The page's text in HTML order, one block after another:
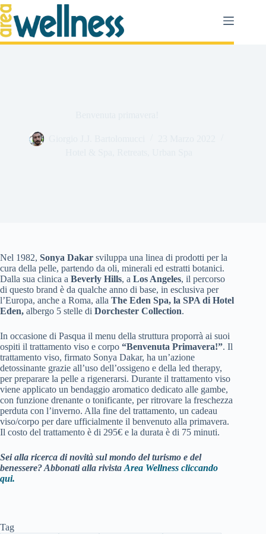
Salta
al
contenuto
Nel 1982, Sonya Dakar sviluppa una linea di prodotti per la
cura della pelle, partendo da oli, minerali ed estratti botanici.
Dalla sua clinica a Beverly Hills, a Los Angeles, il percorso
di questo brand è da qualche anno di base, in esclusiva per
l’Europa, anche a Roma, alla The Eden Spa, la SPA di Hotel
Eden, albergo 5 stelle di Dorchester Collection.
In occasione di Pasqua il menu della struttura proporrà ai suoi
ospiti il trattamento viso e corpo “Benvenuta Primavera!”. Il
trattamento viso, firmato Sonya Dakar, ha un’azione
detossinante grazie all’uso dell’ossigeno e della led therapy,
per preparare la pelle a rigenerarsi. Durante il trattamento viso
viene applicato un bendaggio aromatico dedicato alle gambe,
con funzione drenante o tonificante, per ritrovare la freschezza
perduta con l’inverno. Alla fine del trattamento, un cadeau
viso/corpo per dare ufficialmente il benvenuto alla primavera.
Il costo del trattamento è di 295€ e la durata è di 75 minuti.
Sei alla ricerca di novità sul mondo del turismo e del
benessere? Abbonati alla rivista Area Wellness cliccando
qui.
Tag